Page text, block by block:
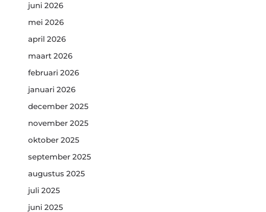
juni 2026
mei 2026
april 2026
maart 2026
februari 2026
januari 2026
december 2025
november 2025
oktober 2025
september 2025
augustus 2025
juli 2025
juni 2025